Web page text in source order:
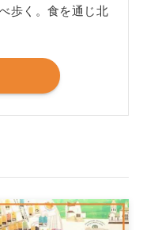
歩く。食を通じ北